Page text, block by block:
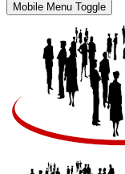
Mobile Menu Toggle